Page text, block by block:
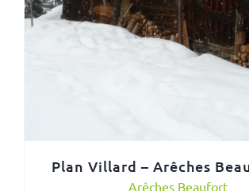
Plan Villard – Arêches
Arêches Beaufort